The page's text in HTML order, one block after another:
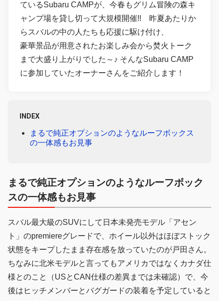
ているSubaru CAMPが、今春もグリム冒険の森キ
ャンプ場を貸し切って大規模開催!! 昨夏あたりか
らスバルの中の人たちも応援に駆け付け、
豪華景品が用意されたお楽しみ会から焚火トーク
まで大盛り上がりでした～♪ そんなSubaru CAMP
に参加していたオーナーさんをご紹介します！
INDEX
まるで純正オプションのようなルーフボックス
の一体感もお見事
まるで純正オプションのようなルーフボック
スの一体感もお見事
スバル最大級のSUVにして日本未発売モデル「アセン
ト」のpremiereグレードで、ホイール以外はほぼストック
状態をキープしたまま存在感を放っていたのが戸田さん。
ちなみに北米モデルと言ってもアメリカではなくカナダ仕
様とのこと（USとCAN仕様の差異までは未確認）で、今
後はヒッチメンバーとバグガードの装着を予定していると